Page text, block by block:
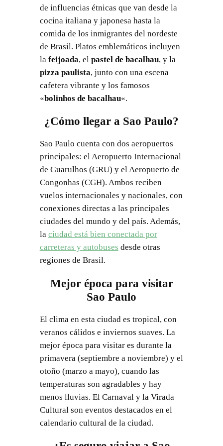
de influencias étnicas que van desde la
cocina italiana y japonesa hasta la
comida de los inmigrantes del nordeste
de Brasil. Platos emblemáticos incluyen
la feijoada, el pastel de bacalhau, y la
pizza paulista, junto con una escena
cafetera vibrante y los famosos
«bolinhos de bacalhau«.
¿Cómo llegar a Sao Paulo?
Sao Paulo cuenta con dos aeropuertos
principales: el Aeropuerto Internacional
de Guarulhos (GRU) y el Aeropuerto de
Congonhas (CGH). Ambos reciben
vuelos internacionales y nacionales, con
conexiones directas a las principales
ciudades del mundo y del país. Además,
la ciudad está bien conectada por
carreteras y autobuses desde otras
regiones de Brasil.
Mejor época para visitar
Sao Paulo
El clima en esta ciudad es tropical, con
veranos cálidos e inviernos suaves. La
mejor época para visitar es durante la
primavera (septiembre a noviembre) y el
otoño (marzo a mayo), cuando las
temperaturas son agradables y hay
menos lluvias. El Carnaval y la Virada
Cultural son eventos destacados en el
calendario cultural de la ciudad.